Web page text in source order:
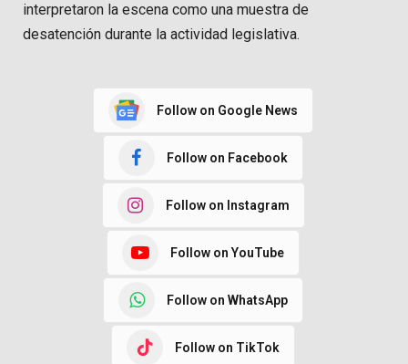
interpretaron la escena como una muestra de
desatención durante la actividad legislativa.
Follow on Google News
Follow on Facebook
Follow on Instagram
Follow on YouTube
Follow on WhatsApp
Follow on TikTok